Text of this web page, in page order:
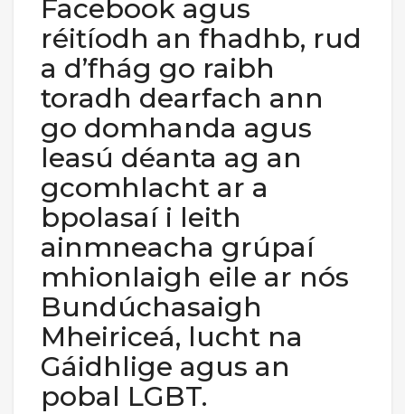
Facebook agus
réitíodh an fhadhb, rud
a d’fhág go raibh
toradh dearfach ann
go domhanda agus
leasú déanta ag an
gcomhlacht ar a
bpolasaí i leith
ainmneacha grúpaí
mhionlaigh eile ar nós
Bundúchasaigh
Mheiriceá, lucht na
Gáidhlige agus an
pobal LGBT.